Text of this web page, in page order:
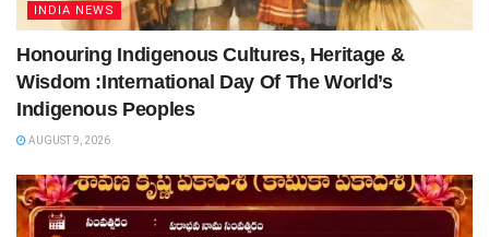
INDIA NEWS
Honouring Indigenous Cultures, Heritage &
Wisdom :International Day Of The World’s
Indigenous Peoples
AUGUST 9, 2026